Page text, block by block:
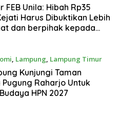
FEB Unila: Hibah Rp35
Harus Dibuktikan Lebih
dan berpihak kepada
Lampung Lampung Timur
Kunjungi Taman
Raharjo Untuk
HPN 2027